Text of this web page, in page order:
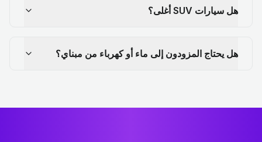
هل سيارات SUV أغلى؟
هل يحتاج المزودون إلى ماء أو كهرباء من مبناي؟